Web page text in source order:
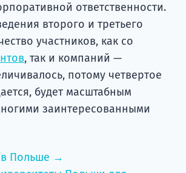
ответственности.
второго и третьего
участников, как со
, так и компаний —
потому четвертое
будет масштабным
заинтересованными
в Польше →